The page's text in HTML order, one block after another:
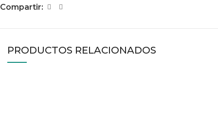
Compartir:
PRODUCTOS RELACIONADOS